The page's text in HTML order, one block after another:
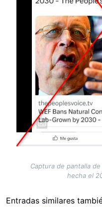
Captura de pantalla
hecha el
Entradas similares